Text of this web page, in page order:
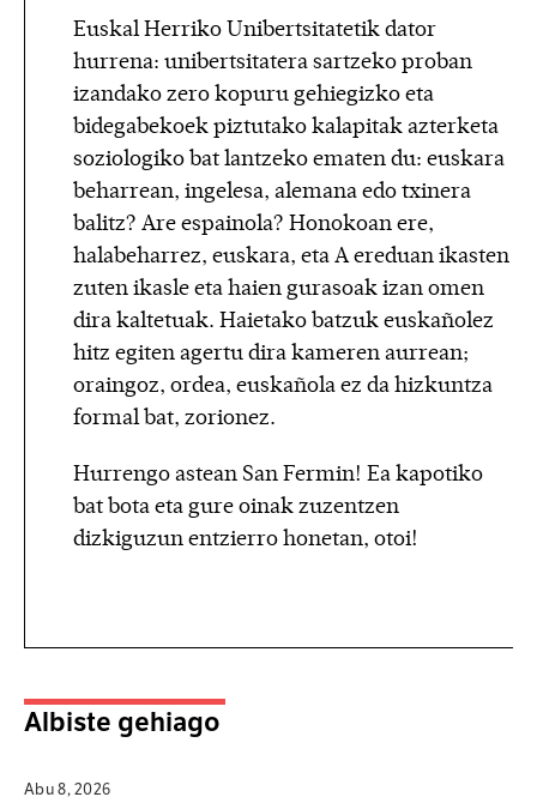
Euskal Herriko Unibertsitatetik dator
hurrena: unibertsitatera sartzeko proban
izandako zero kopuru gehiegizko eta
bidegabekoek piztutako kalapitak azterketa
soziologiko bat lantzeko ematen du: euskara
beharrean, ingelesa, alemana edo txinera
balitz? Are espainola? Honokoan ere,
halabeharrez, euskara, eta A ereduan ikasten
zuten ikasle eta haien gurasoak izan omen
dira kaltetuak. Haietako batzuk euskañolez
hitz egiten agertu dira kameren aurrean;
oraingoz, ordea, euskañola ez da hizkuntza
formal bat, zorionez.
Hurrengo astean San Fermin! Ea kapotiko
bat bota eta gure oinak zuzentzen
dizkiguzun entzierro honetan, otoi!
Albiste gehiago
Abu 8,2026